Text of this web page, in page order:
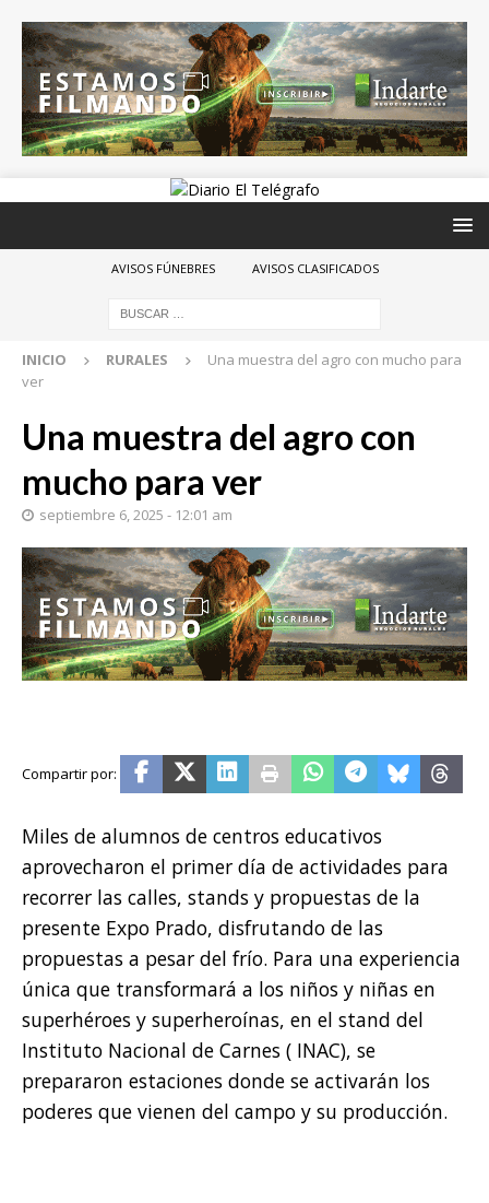
AVISOS FÚNEBRES AVISOS CLASIFICADOS
INICIO RURALES
Una muestra del agro con mucho para
ver
Una muestra del agro con
mucho para ver
septiembre 6, 2025 - 12:01 am
Miles de alumnos de centros educativos
aprovecharon el primer día de actividades para
recorrer las calles, stands y propuestas de la
presente Expo Prado, disfrutando de las
propuestas a pesar del frío. Para una experiencia
única que transformará a los niños y niñas en
superhéroes y superheroínas, en el stand del
Instituto Nacional de Carnes ( INAC), se
prepararon estaciones donde se activarán los
poderes que vienen del campo y su producción.